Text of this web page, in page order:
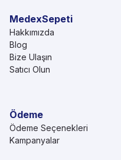
MedexSepeti
Hakkımızda
Blog
Bize Ulaşın
Satıcı Olun
Ödeme
Ödeme Seçenekleri
Kampanyalar